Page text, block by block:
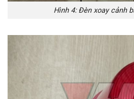
Hình 4: Đèn xoay cảnh